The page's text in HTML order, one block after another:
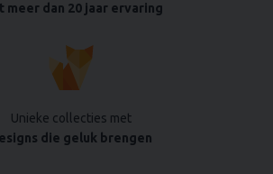
meer dan 20 jaar ervaring
Unieke collecties met
die geluk brengen